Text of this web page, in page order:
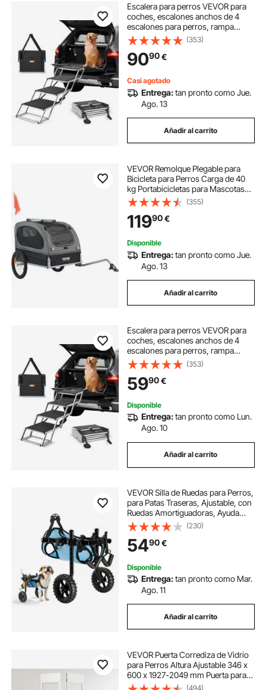
Escalera para perros VEVOR para
coches, escalones anchos de 4
escalones para perros, rampa
plegable para perros con superficie
antideslizante, escalones portátiles
para mascotas de aluminio liviano
para coches, SUV y camiones,
soporta hasta 250 libras
(353)
9090€
Casi agotado
Entrega:tan pronto como Jue.
Ago. 13
Añadir al carrito
VEVOR Remolque Plegable para
Bicicleta para Perros Carga de 40
kg Portabicicletas para Mascotas
Marco Fácil de Plegar con Ruedas
de Liberación Rápida, Acoplador
Universal para Bicicleta, Reflectores
(355)
11990€
Disponible
Entrega:tan pronto como Jue.
Ago. 13
Añadir al carrito
Escalera para perros VEVOR para
coches, escalones anchos de 4
escalones para perros, rampa
plegable para perros con superficie
antideslizante, escalones portátiles
para mascotas de aluminio liviano
para coches, SUV y camiones,
soporta hasta 150 libras
(353)
5990€
Disponible
Entrega:tan pronto como Lun.
Ago. 10
Añadir al carrito
VEVOR Silla de Ruedas para Perros,
para Patas Traseras, Ajustable, con
Ruedas Amortiguadoras, Ayuda
para Caminar para Perros
Discapacitados, Paralizados o
Lesionados hasta 10 kg, S, Negro y
Azul
(230)
5490€
Disponible
Entrega:tan pronto como Mar.
Ago. 11
Añadir al carrito
VEVOR Puerta Corrediza de Vidrio
para Perros Altura Ajustable 346 x
600 x 1927-2049 mm Puerta para
Mascotas de Vidrio Templado con
(494)